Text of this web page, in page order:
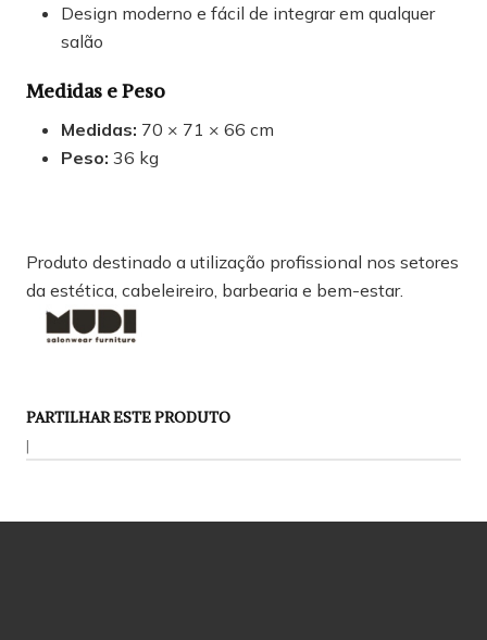
Design moderno e fácil de integrar em qualquer
salão
Medidas e Peso
Medidas: 70 × 71 × 66 cm
Peso: 36 kg
Produto destinado a utilização profissional nos setores
da estética, cabeleireiro, barbearia e bem-estar.
PARTILHAR ESTE PRODUTO
|